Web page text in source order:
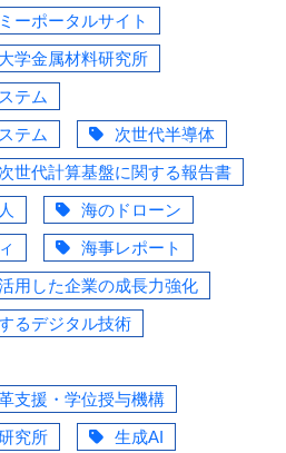
ーポータルサイト
学金属材料研究所
テム
テム
次世代半導体
次世代計算基盤に関する報告書
海のドローン
海事レポート
用した企業の成長力強化
るデジタル技術
支援・学位授与機構
究所
生成AI